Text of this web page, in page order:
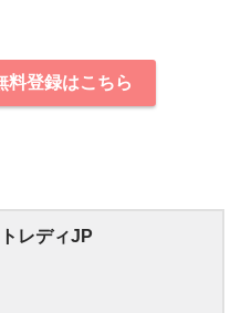
料登録はこちら
レディJP